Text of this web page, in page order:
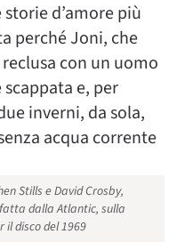
d’amore più
perché Joni, che
con un uomo
e, per
inverni, da sola,
acqua corrente
Stills e David Crosby,
dalla Atlantic, sulla
il disco del 1969